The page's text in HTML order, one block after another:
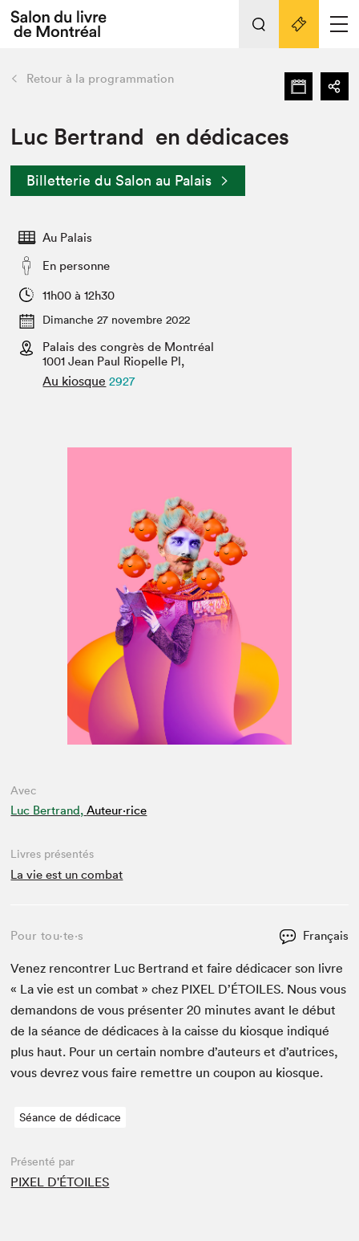
Espace exposant⋅e⋅s
Espace enseignant·e·s
Espace médias
L'événement
Préparer sa visite au Salon
Actualités
SLM PRO
retour Nos activités
Préparer sa visite
Salon dans la ville et en ligne
Projets partenaires
Liens pratiques
Retour à la programmation
Luc Bertrand en dédicaces
Billetterie du Salon au Palais
Au Palais
En personne
11h00 à 12h30
Dimanche 27 novembre 2022
Palais des congrès de Montréal
1001 Jean Paul Riopelle Pl,
Au kiosque 2927
Avec
Luc Bertrand, Auteur·rice
Livres présentés
La vie est un combat
Pour tou⋅te⋅s Français
Venez ren­con­tr­er Luc Bertrand et faire dédi­cac­er son livre
« La vie est un com­bat » chez PIX­EL D’É­TOILES. Nous vous
deman­dons de vous présen­ter20 min­utes avant le début
de la séance de dédi­caces à la caisse du kiosque indiqué
plus haut. Pour un cer­tain nom­bre d’auteurs et d’autrices,
vous devrez vous faire remet­tre un coupon au kiosque.
Séance de dédicace
Présenté par
PIXEL D'ÉTOILES